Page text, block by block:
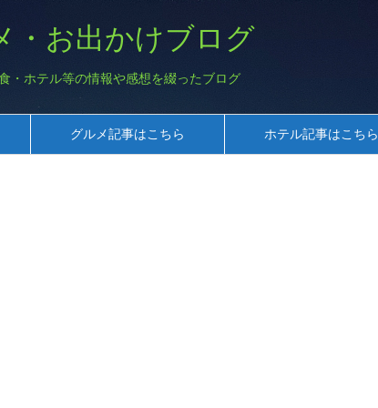
・お出かけブログ
・ホテル等の情報や感想を綴ったブログ
グルメ記事はこちら ホテル記事はこちら